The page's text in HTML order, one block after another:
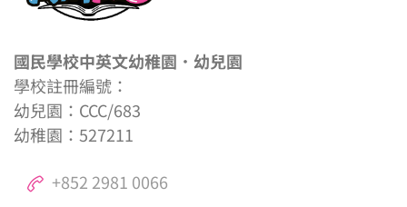
國民學校中英文幼稚園．幼兒園
學校註冊編號：
幼兒園：CCC/683
幼稚園：527211
+852 2981 0066